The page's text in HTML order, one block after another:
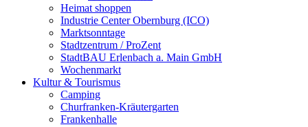
Heimat shoppen
Industrie Center Obernburg (ICO)
Marktsonntage
Stadtzentrum / ProZent
StadtBAU Erlenbach a. Main GmbH
Wochenmarkt
Kultur & Tourismus
Camping
Churfranken-Kräutergarten
Frankenhalle